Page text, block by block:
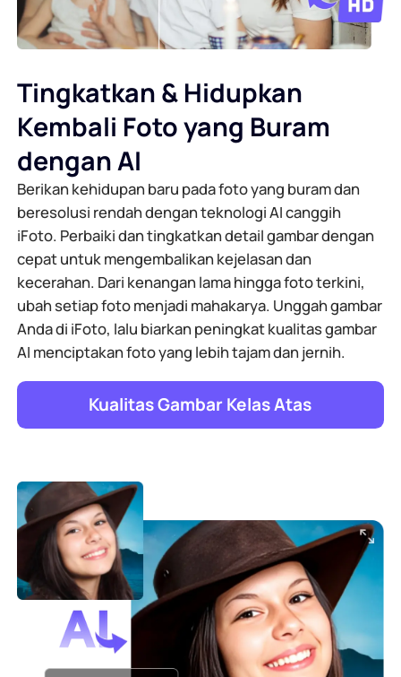
Generator Latar Belakang AI
Hak Cipta Gambar
Generator Wajah AI
Pemanjang Gambar AI
Pengoptimal Gambar di Shopify
Pencerah Gambar
Kompres PDF Online
Gabungkan File PDF Secara Online
Konversi PDF ke Word Online
Konversi PDF ke Excel Online
Konversi PDF ke PPT Online
JPG ke PDF Online
PDF ke JPG
WORD ke JPG
Tingkatkan & Hidupkan
Kembali Foto yang Buram
dengan AI
Berikan kehidupan baru pada foto yang buram dan
beresolusi rendah dengan teknologi AI canggih
iFoto. Perbaiki dan tingkatkan detail gambar dengan
cepat untuk mengembalikan kejelasan dan
kecerahan. Dari kenangan lama hingga foto terkini,
ubah setiap foto menjadi mahakarya. Unggah gambar
Anda di iFoto, lalu biarkan peningkat kualitas gambar
AI menciptakan foto yang lebih tajam dan jernih.
Kualitas Gambar Kelas Atas